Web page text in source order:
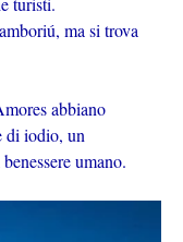
ma si trova
abbiano
di iodio, un
umano.